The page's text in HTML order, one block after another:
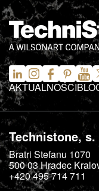
AKTUALNOŚCI
Technistone,
Bratri Stefanu 1070
500 03Hradec
+420 495 714 711